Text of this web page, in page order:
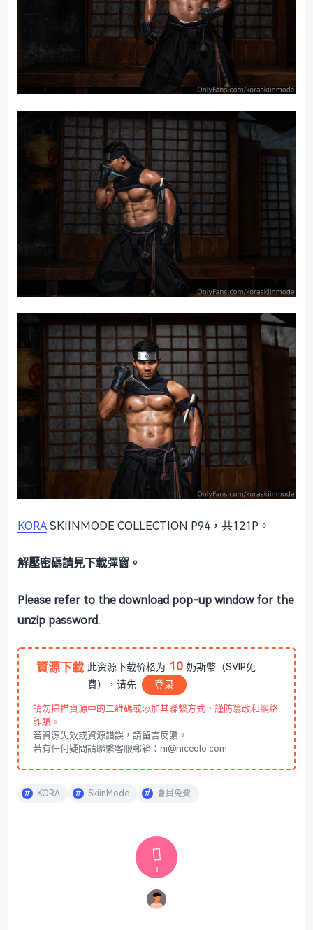
KORASKIINMODE COLLECTION P94，共121P。
解壓密碼請見下載彈窗。
Please refer to the download pop-up window for the
unzip password.
資源下載 此资源下载价格为 10 奶斯幣（SVIP免
費），请先
登录
請勿掃描資源中的二維碼或添加其聯繫方式，謹防篡改和網絡
詐騙。
若資源失效或資源錯誤，請留言反饋。
若有任何疑問請聯繫客服郵箱：hi@niceolo.com
KORA SkiinMode 會員免費
1